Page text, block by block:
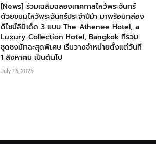
[News] ร่วมเฉลิมฉลองเทศกาลไหว้พระจันทร์
ด้วยขนมไหว้พระจันทร์ประจำปีม้า มาพร้อมกล่อง
ดีไซน์ลิมิเต็ด 3 แบบ The Athenee Hotel, a
Luxury Collection Hotel, Bangkok ที่รวม
ชุดชงมัทฉะสุดพิเศษ เริ่มวางจำหน่ายตั้งแต่วันที่
1 สิงหาคม เป็นต้นไป
July 16, 2026